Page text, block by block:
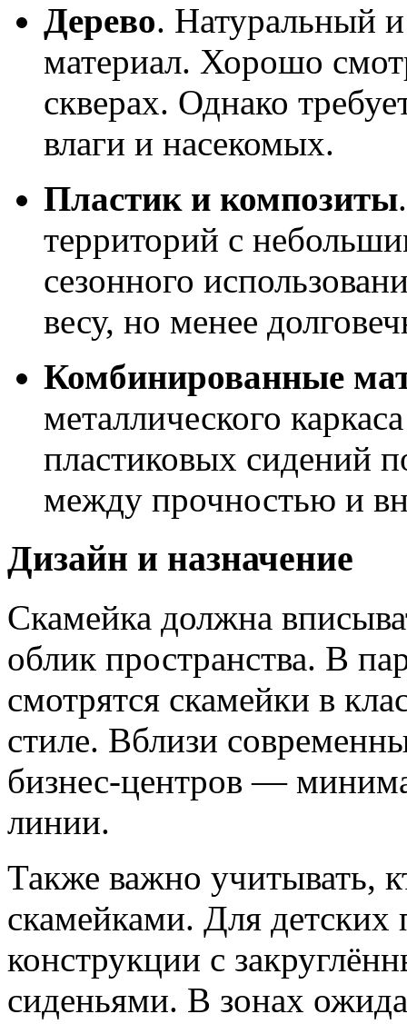
Дерево. Натуральный
материал. Хорошо
скверах. Однако
влаги и насекомых.
Пластик и композиты
территорий с
сезонного
весу, но менее
Комбинированные
металлического
пластиковых сидений
между прочностью и
Дизайн и назначение
Скамейка должна
облик пространства. В
смотрятся скамейки в
стиле. Вблизи
бизнес-центров —
линии.
Также важно учитывать,
скамейками. Для
конструкции с
сиденьями. В зонах